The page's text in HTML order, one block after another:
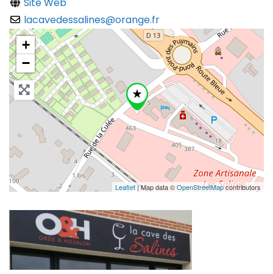
Site Web
lacavedessalines@orange.fr
+
−
Leaflet| Map data ©OpenStreetMapcontributors